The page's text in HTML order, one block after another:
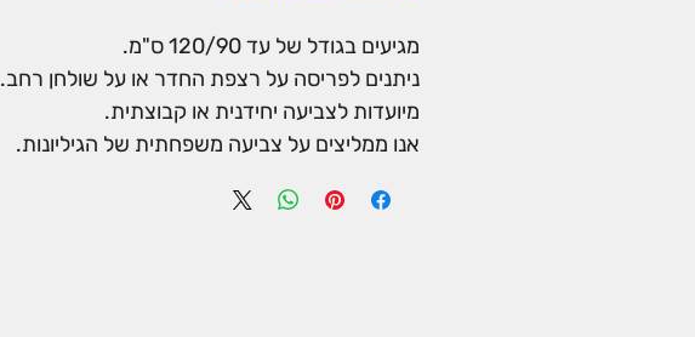
מגיעים בגודל של עד 120/90 ס"מ.
ניתנים לפריסה על רצפת החדר או על שולחן רחב.
מיועדות לצביעה יחידנית או קבוצתית.
אנו ממליצים על צביעה משפחתית של הגיליונות.